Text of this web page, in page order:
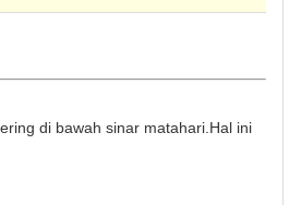
di bawah sinar matahari.Hal ini